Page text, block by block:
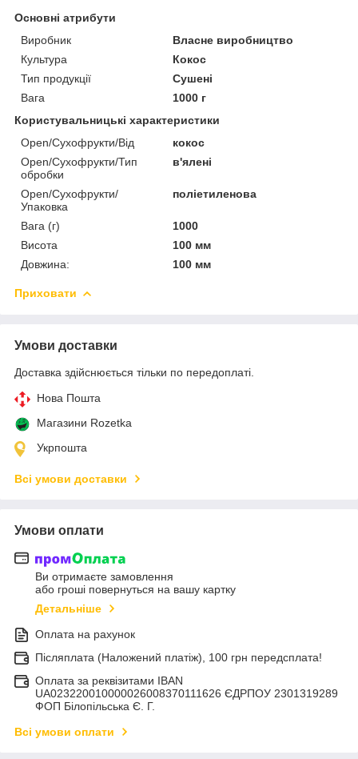
Основні атрибути
Виробник
Власне виробництво
Культура
Кокос
Тип продукції
Сушені
Вага
1000 г
Користувальницькі характеристики
Open/Сухофрукти/Від
кокос
Open/Сухофрукти/Тип
обробки
в'ялені
Open/Сухофрукти/
Упаковка
поліетиленова
Вага (г)
1000
Висота
100 мм
Довжина:
100 мм
Приховати
Умови доставки
Доставка здійснюється тільки по передоплаті.
Нова Пошта
Магазини Rozetka
Укрпошта
Всі умови доставки
Умови оплати
Ви отримаєте замовлення
або гроші повернуться на вашу картку
Детальніше
Оплата на рахунок
Післяплата (Наложений платіж), 100 грн передсплата!
Оплата за реквізитами IBAN
UA023220010000026008370111626 ЄДРПОУ 2301319289
ФОП Білопільська Є. Г.
Всі умови оплати